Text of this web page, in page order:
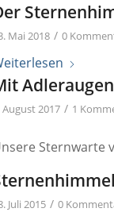
Mai 2018 / 0
Adleraugen
August 2017 / 1
Sternwarte
Juli 2015 / 0